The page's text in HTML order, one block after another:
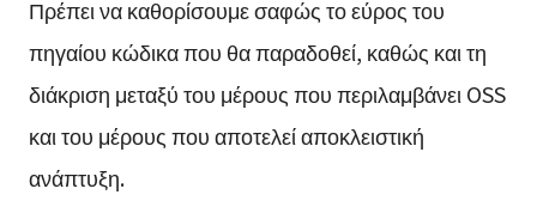
Πρέπει να καθορίσουμε σαφώς το εύρος του
πηγαίου κώδικα που θα παραδοθεί, καθώς και τη
διάκριση μεταξύ του μέρους που περιλαμβάνει OSS
και του μέρους που αποτελεί αποκλειστική
ανάπτυξη.